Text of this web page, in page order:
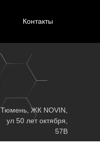
Тюмень, ЖК NOVIN,
ул 50 лет октября,
57В
Контакты